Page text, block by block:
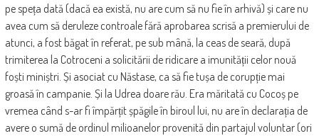
pe speța dată (dacă ea există, nu are cum să nu fie în arhivă) și care nu
avea cum să deruleze controale fără aprobarea scrisă a premierului de
atunci, a fost băgat în referat, pe sub mână, la ceas de seară, după
trimiterea la Cotroceni a solicitării de ridicare a imunității celor nouă
foști miniștri. Și asociat cu Năstase, ca să fie tușa de corupție mai
groasă în campanie. Și la Udrea doare rău. Era măritată cu Cocoș pe
vremea când s-ar fi împărțit șpăgile în biroul lui, nu are în declarația de
avere o sumă de ordinul milioanelor provenită din partajul voluntar (ori